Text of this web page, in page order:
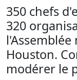
350 chefs
320
Houston.
modérer le